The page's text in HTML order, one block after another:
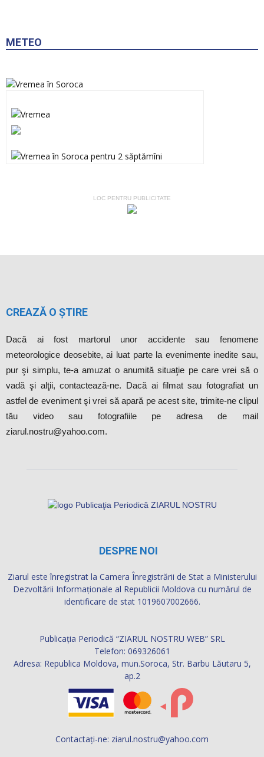
METEO
LOC PENTRU PUBLICITATE
CREAZĂ O ȘTIRE
Dacă ai fost martorul unor accidente sau fenomene
meteorologice deosebite, ai luat parte la evenimente inedite sau,
pur şi simplu, te-a amuzat o anumită situaţie pe care vrei să o
vadă şi alţii, contactează-ne. Dacă ai filmat sau fotografiat un
astfel de eveniment şi vrei să apară pe acest site, trimite-ne clipul
tău video sau fotografiile pe adresa de mail
ziarul.nostru@yahoo.com.
DESPRE NOI
Ziarul este înregistrat la Camera Înregistrării de Stat a Ministerului
Dezvoltării Informaţionale al Republicii Moldova cu numărul de
identificare de stat 1019607002666.
Publicația Periodică “ZIARUL NOSTRU WEB” SRL
Telefon: 069326061
Adresa: Republica Moldova, mun.Soroca, Str. Barbu Lăutaru 5,
ap.2
Contactați-ne: ziarul.nostru@yahoo.com